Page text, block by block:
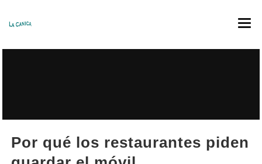
TRABAJA CON NOSOTROS
Por qué los restaurantes piden